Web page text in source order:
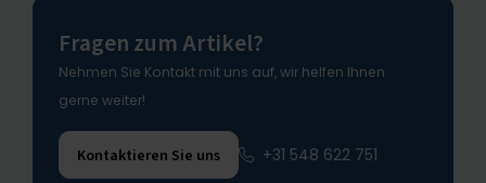
Fragen zum Artikel?
Nehmen Sie Kontakt mit uns auf, wir helfen Ihnen
gerne weiter!
Kontaktieren Sie uns +31 548 622 751